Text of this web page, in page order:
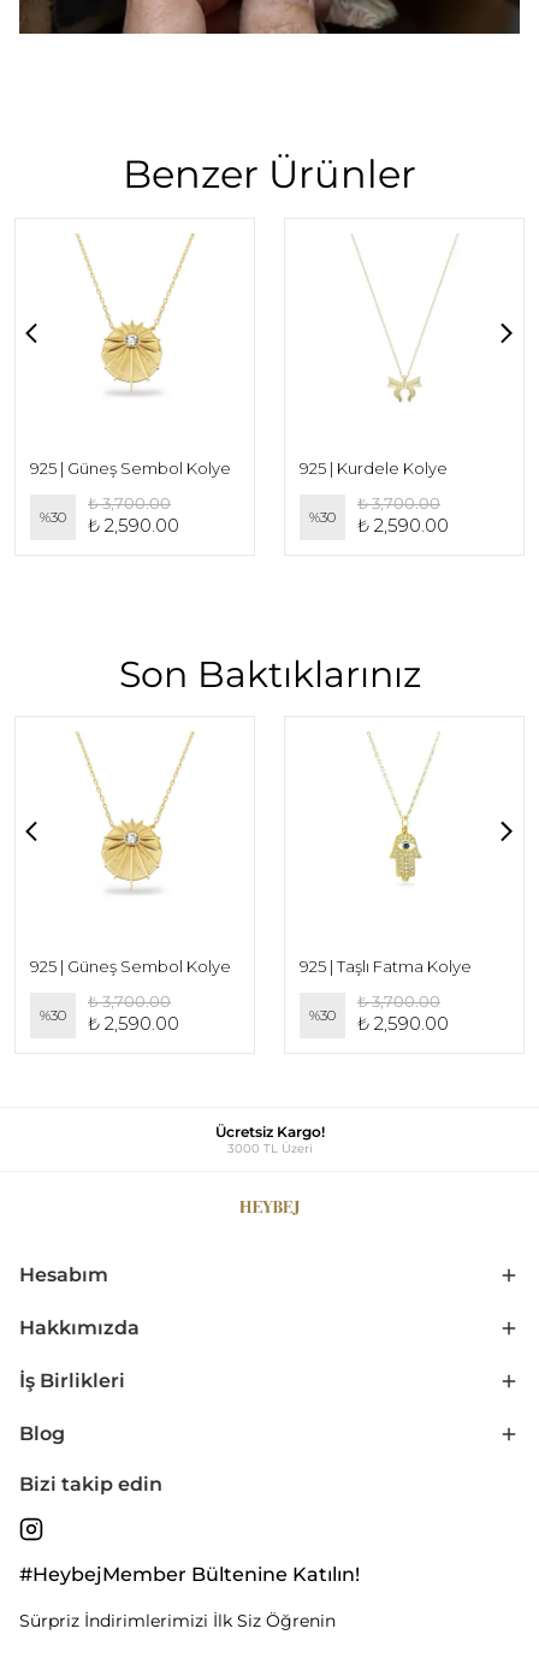
Benzer Ürünler
925 | Güneş Sembol Kolye
%30
₺ 3,700.00
₺ 2,590.00
925 | Kurdele Kolye
%30
₺ 3,700.00
₺ 2,590.00
Son Baktıklarınız
925 | Güneş Sembol Kolye
%30
₺ 3,700.00
₺ 2,590.00
925 | Taşlı Fatma Kolye
%30
₺ 3,700.00
₺ 2,590.00
Ücretsiz Kargo!
3000 TL Üzeri
Hesabım
Hakkımızda
İş Birlikleri
Blog
Bizi takip edin
#HeybejMember Bültenine Katılın!
Sürpriz İndirimlerimizi İlk Siz Öğrenin